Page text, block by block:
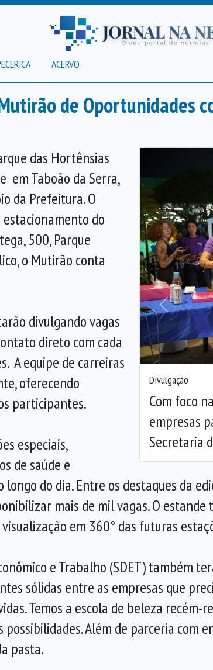
ACERVO
de Oportunidades
Divulgação
Com foco
empresas
Secretaria
Anterior
das Hortênsias
em Taboão da Serra,
da Prefeitura. O
do
500, Parque
o Mutirão conta
divulgando vagas
direto com cada
A equipe de carreiras
oferecendo
participantes.
especiais,
de saúde e
do dia. Entre os destaques da
mais de mil vagas. O
em 360° das futuras
e Trabalho (SDET) também
sólidas entre as empresas que
Temos a escola de beleza recém-
Além de parceria com
pasta.